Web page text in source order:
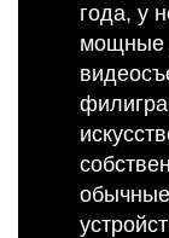
года, у
мощные